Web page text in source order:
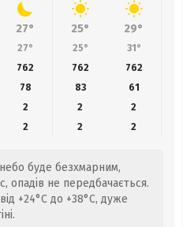
27° 25° 29°
27° 25° 31°
762 762 762
78 83 61
2 2
2
2 2 2
буде безхмарним,
опадів не передбачається.
+24°C до +38°C, дуже